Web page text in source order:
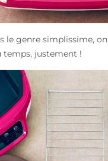
le genre simplissime,
temps, justement !